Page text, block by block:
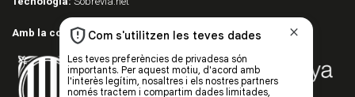
Amb la col·laboració de: